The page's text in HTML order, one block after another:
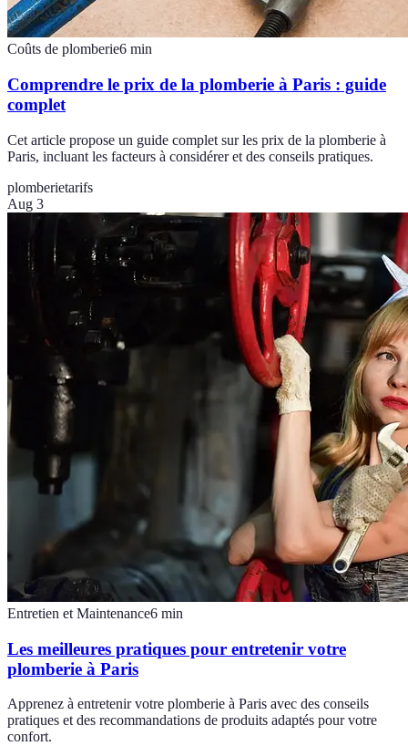
Coûts de plomberie6 min
Comprendre le prix de la plomberie à Paris : guide
complet
Cet article propose un guide complet sur les prix de la plomberie à
Paris, incluant les facteurs à considérer et des conseils pratiques.
plomberietarifs
Aug 3
Entretien et Maintenance6 min
Les meilleures pratiques pour entretenir votre
plomberie à Paris
Apprenez à entretenir votre plomberie à Paris avec des conseils
pratiques et des recommandations de produits adaptés pour votre
confort.